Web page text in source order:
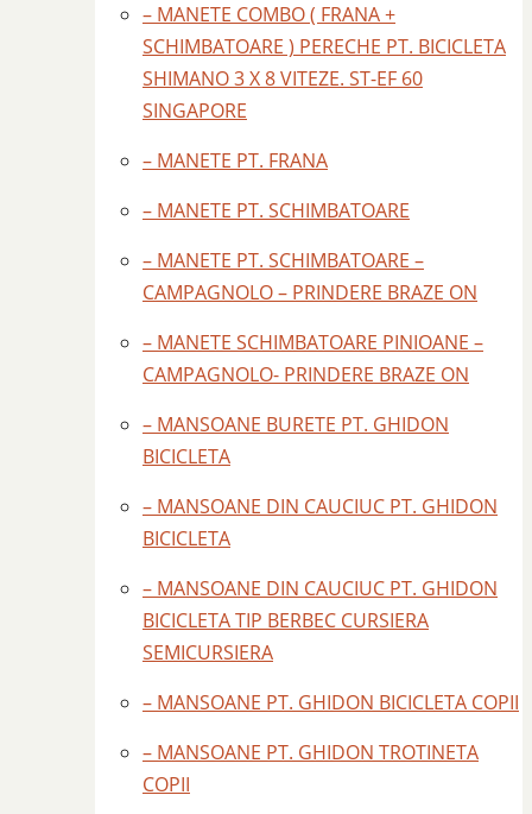
– MANETE COMBO ( FRANA +
SCHIMBATOARE ) PERECHE PT. BICICLETA
SHIMANO 3 X 8 VITEZE. ST-EF 60
SINGAPORE
– MANETE PT. FRANA
– MANETE PT. SCHIMBATOARE
– MANETE PT. SCHIMBATOARE –
CAMPAGNOLO – PRINDERE BRAZE ON
– MANETE SCHIMBATOARE PINIOANE –
CAMPAGNOLO- PRINDERE BRAZE ON
– MANSOANE BURETE PT. GHIDON
BICICLETA
– MANSOANE DIN CAUCIUC PT. GHIDON
BICICLETA
– MANSOANE DIN CAUCIUC PT. GHIDON
BICICLETA TIP BERBEC CURSIERA
SEMICURSIERA
– MANSOANE PT. GHIDON BICICLETA COPII
– MANSOANE PT. GHIDON TROTINETA
COPII